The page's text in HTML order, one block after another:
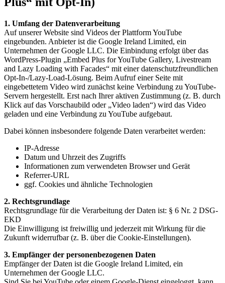
1. Umfang der Datenverarbeitung
Auf unserer Website sind Videos der Plattform YouTube
eingebunden. Anbieter ist die Google Ireland Limited, ein
Unternehmen der Google LLC. Die Einbindung erfolgt über das
WordPress-Plugin „Embed Plus for YouTube Gallery, Livestream
and Lazy Loading with Facades“ mit einer datenschutzfreundlichen
Opt-In-/Lazy-Load-Lösung. Beim Aufruf einer Seite mit
eingebettetem Video wird zunächst keine Verbindung zu YouTube-
Servern hergestellt. Erst nach Ihrer aktiven Zustimmung (z. B. durch
Klick auf das Vorschaubild oder „Video laden“) wird das Video
geladen und eine Verbindung zu YouTube aufgebaut.
Dabei können insbesondere folgende Daten verarbeitet werden:
IP-Adresse
Datum und Uhrzeit des Zugriffs
Informationen zum verwendeten Browser und Gerät
Referrer-URL
ggf. Cookies und ähnliche Technologien
2. Rechtsgrundlage
Rechtsgrundlage für die Verarbeitung der Daten ist: § 6 Nr. 2 DSG-
EKD
Die Einwilligung ist freiwillig und jederzeit mit Wirkung für die
Zukunft widerrufbar (z. B. über die Cookie-Einstellungen).
3. Empfänger der personenbezogenen Daten
Empfänger der Daten ist die Google Ireland Limited, ein
Unternehmen der Google LLC.